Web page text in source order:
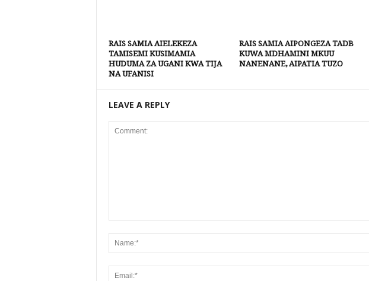
RAIS SAMIA AIELEKEZA
TAMISEMI KUSIMAMIA
HUDUMA ZA UGANI KWA TIJA
NA UFANISI
RAIS SAMIA AIPONGEZA TADB
KUWA MDHAMINI MKUU
NANENANE, AIPATIA TUZO
LEAVE A REPLY